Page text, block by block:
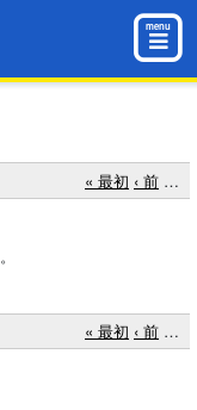
menu
« 最初 ‹ 前 …
« 最初 ‹ 前 …